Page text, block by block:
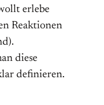
erlebe
Reaktionen
diese
definieren.